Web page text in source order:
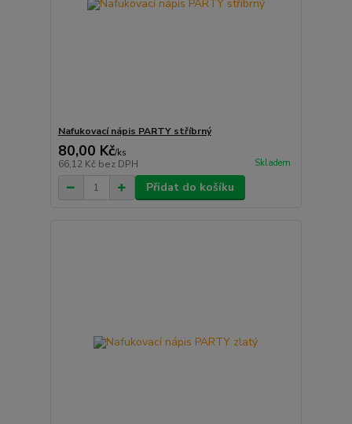
Nafukovací nápis PARTY stříbrný
80,00 Kč/ks
66,12 Kč bez DPH Skladem
Přidat do košíku